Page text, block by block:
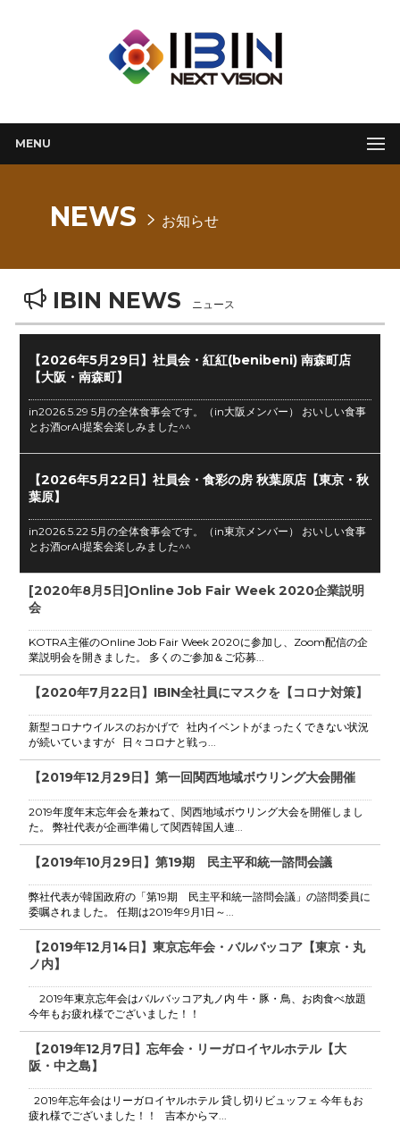
MENU
NEWS お知らせ
IBIN NEWS ニュース
【2026年5月29日】社員会・紅紅(benibeni) 南森町店
【大阪・南森町】
in2026.5.29 5月の全体食事会です。（in大阪メンバー） おいしい食事
とお酒orAI提案会楽しみました^^
【2026年5月22日】社員会・食彩の房 秋葉原店【東京・秋
葉原】
in2026.5.22 5月の全体食事会です。（in東京メンバー） おいしい食事
とお酒orAI提案会楽しみました^^
[2020年8月5日]Online Job Fair Week 2020企業説明
会
KOTRA主催のOnline Job Fair Week 2020に参加し、Zoom配信の企
業説明会を開きました。 多くのご参加＆ご応募...
【2020年7月22日】IBIN全社員にマスクを【コロナ対策】
新型コロナウイルスのおかげで 社内イベントがまったくできない状況
が続いていますが 日々コロナと戦っ...
【2019年12月29日】第一回関西地域ボウリング大会開催
2019年度年末忘年会を兼ねて、関西地域ボウリング大会を開催しまし
た。 弊社代表が企画準備して関西韓国人連...
【2019年10月29日】第19期 民主平和統一諮問会議
弊社代表が韓国政府の「第19期 民主平和統一諮問会議」の諮問委員に
委嘱されました。 任期は2019年9月1日～...
【2019年12月14日】東京忘年会・バルバッコア【東京・丸
ノ内】
2019年東京忘年会はバルバッコア丸ノ内 牛・豚・鳥、お肉食べ放題
今年もお疲れ様でございました！！
【2019年12月7日】忘年会・リーガロイヤルホテル【大
阪・中之島】
2019年忘年会はリーガロイヤルホテル 貸し切りビュッフェ 今年もお
疲れ様でございました！！ 吉本からマ...